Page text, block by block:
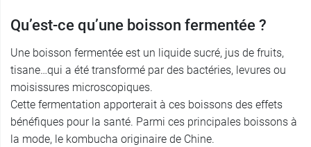
Qu’est-ce qu’une boisson fermentée ?
Une boisson fermentée est un liquide sucré, jus de fruits,
tisane…qui a été transformé par des bactéries, levures ou
moisissures microscopiques.
Cette fermentation apporterait à ces boissons des effets
bénéfiques pour la santé. Parmi ces principales boissons à
la mode, le kombucha originaire de Chine.